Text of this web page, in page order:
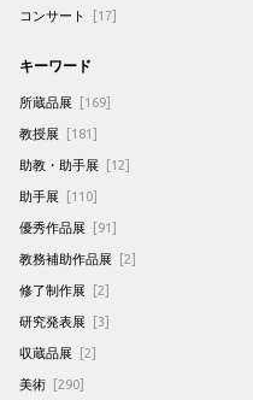
コンサート [17]
キーワード
所蔵品展 [169]
教授展 [181]
助教・助手展 [12]
助手展 [110]
優秀作品展 [91]
教務補助作品展 [2]
修了制作展 [2]
研究発表展 [3]
収蔵品展 [2]
美術 [290]